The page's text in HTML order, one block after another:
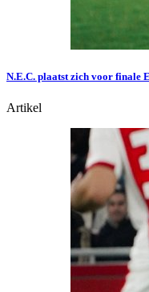
N.E.C. plaatst zich voor finale
Artikel